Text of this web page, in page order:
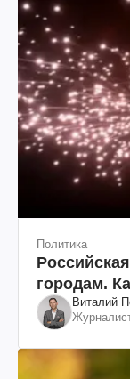
Политика
городам.
Виталий